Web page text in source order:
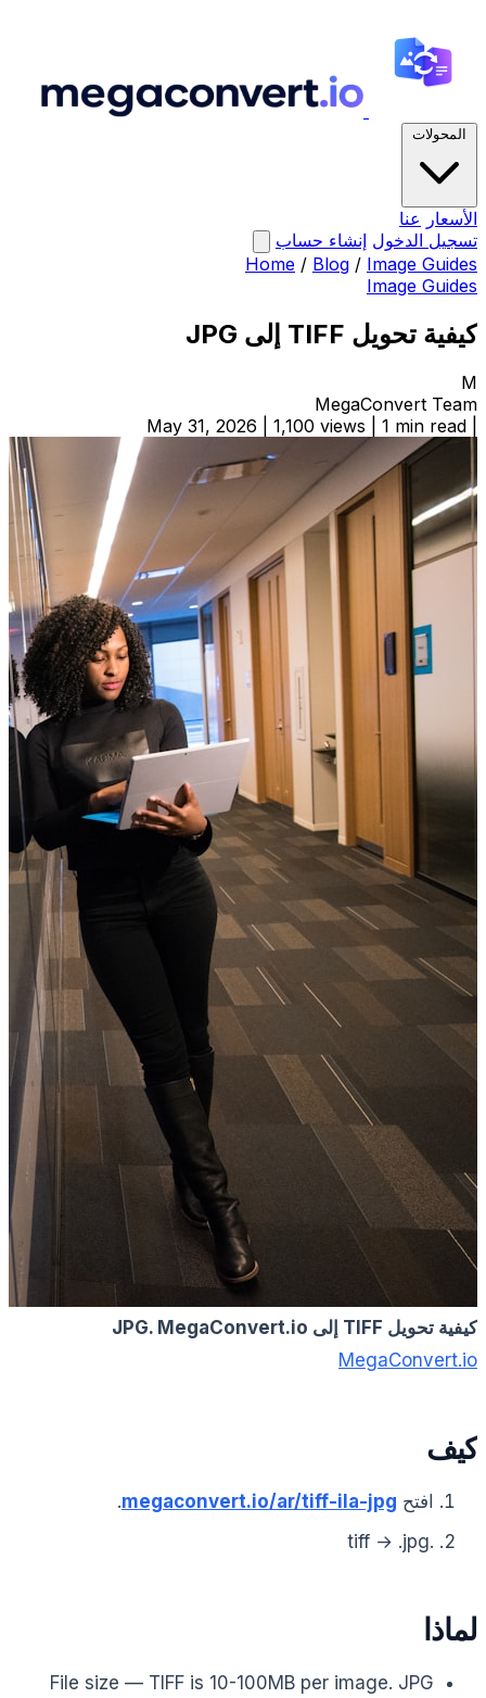
المحولات
الأسعار عنا
تسجيل الدخول إنشاء حساب
Home / Blog / Image Guides
Image Guides
كيفية تحويل TIFF إلى JPG
M
MegaConvert Team
May 31, 2026 1,100 views 1 min read
كيفية تحويل TIFF إلى JPG. MegaConvert.io
MegaConvert.io
كيف
افتح megaconvert.io/ar/tiff-ila-jpg
.
.tiff → .jpg
لماذا
File size — TIFF is 10-100MB per image. JPG